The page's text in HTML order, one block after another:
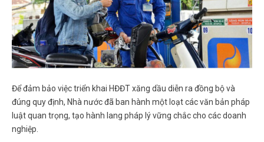
Để đảm bảo việc triển khai HĐĐT xăng dầu diễn ra đồng bộ và
đúng quy định, Nhà nước đã ban hành một loạt các văn bản pháp
luật quan trọng, tạo hành lang pháp lý vững chắc cho các doanh
nghiệp.